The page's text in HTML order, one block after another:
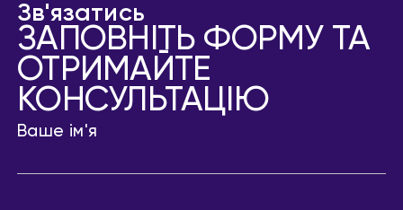
Зв'язатись
ЗАПОВНІТЬ ФОРМУ ТА
ОТРИМАЙТЕ
КОНСУЛЬТАЦІЮ